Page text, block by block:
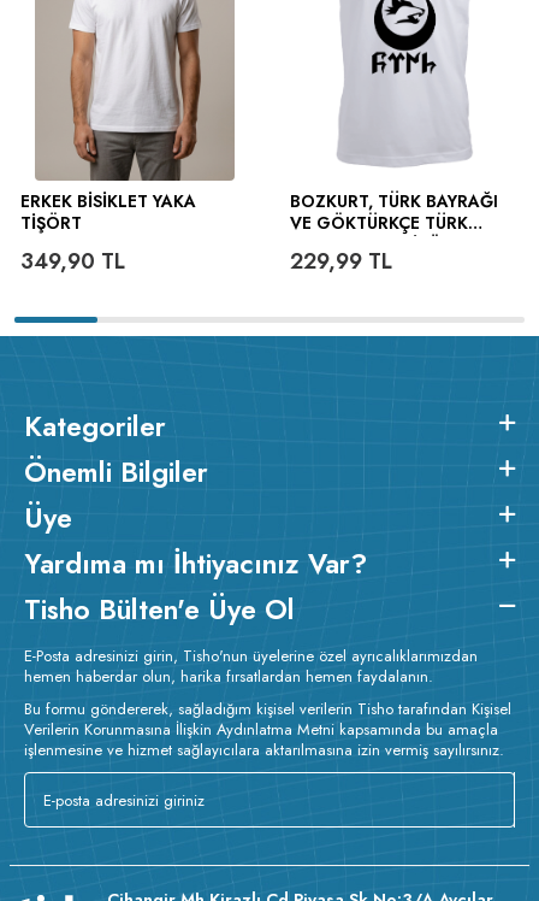
ERKEK BISIKLET YAKA
TIŞÖRT
349,90 TL
BOZKURT, TÜRK BAYRAĞI
VE GÖKTÜRKÇE TÜRK
229,99TL
Kategoriler
Önemli Bilgiler
Üye
Yardıma mı İhtiyacınız Var?
Tisho Bülten'e Üye Ol
E-Posta adresinizi girin, Tisho'nun üyelerine özel ayrıcalıklarımızdan
hemen haberdar olun, harika fırsatlardan hemen faydalanın.
Bu formu göndererek, sağladığım kişisel verilerin Tisho tarafından Kişisel
Verilerin Korunmasına İlişkin Aydınlatma Metni kapsamında bu amaçla
işlenmesine ve hizmet sağlayıcılara aktarılmasına izin vermiş sayılırsınız.